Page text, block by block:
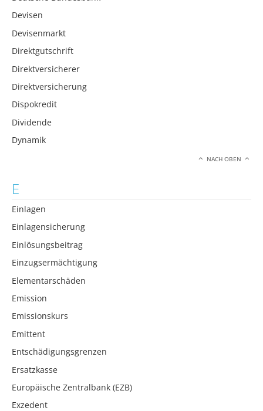
Devisen
Devisenmarkt
Direktgutschrift
Direktversicherer
Direktversicherung
Dispokredit
Dividende
Dynamik
NACH OBEN
E
Einlagen
Einlagensicherung
Einlösungsbeitrag
Einzugsermächtigung
Elementarschäden
Emission
Emissionskurs
Emittent
Entschädigungsgrenzen
Ersatzkasse
Europäische Zentralbank (EZB)
Exzedent